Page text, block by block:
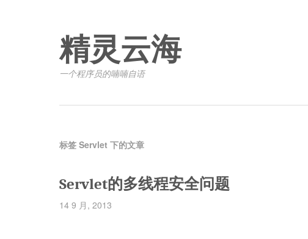
精灵云海
一个程序员的喃喃自语
标签 Servlet 下的文章
Servlet的多线程安全问题
14 9 月, 2013